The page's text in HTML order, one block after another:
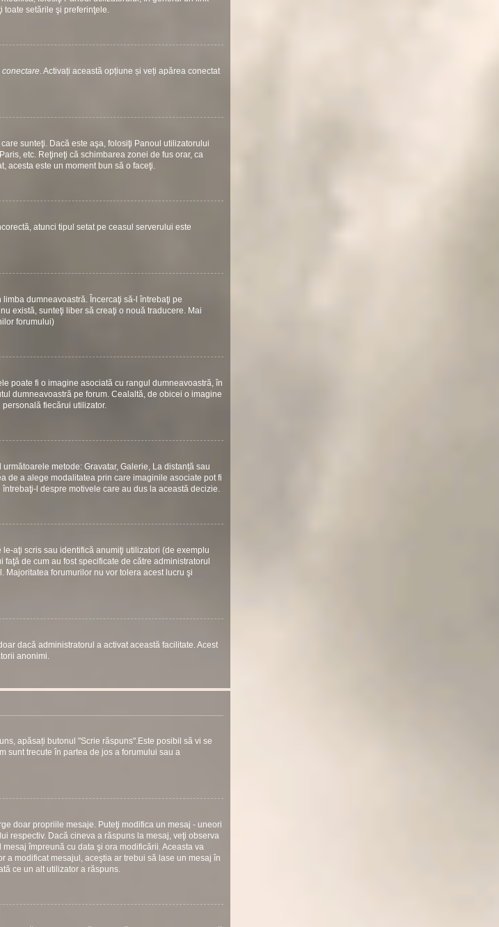
toate setările şi preferinţele.
. Activați această opțiune și veți apărea conectat
sunteţi. Dacă este aşa, folosiţi Panoul utilizatorului
etc. Reţineţi că schimbarea zonei de fus orar, ca
acesta este un moment bun să o faceţi.
atunci tipul setat pe ceasul serverului este
dumneavoastră. Încercaţi să-l întrebaţi pe
există, sunteţi liber să creaţi o nouă traducere. Mai
forumului)
poate fi o imagine asociată cu rangul dumneavoastră, în
dumneavoastră pe forum. Cealaltă, de obicei o imagine
fiecărui utilizator.
metode: Gravatar, Galerie, La distanță sau
de a alege modalitatea prin care imaginile asociate pot fi
l despre motivele care au dus la această decizie.
aţi scris sau identifică anumiţi utilizatori (de exemplu
de cum au fost specificate de către administratorul
Majoritatea forumurilor nu vor tolera acest lucru şi
dacă administratorul a activat această facilitate. Acest
anonimi.
apăsați butonul "Scrie răspuns".Este posibil să vi se
sunt trecute în partea de jos a forumului sau a
doar propriile mesaje. Puteţi modifica un mesaj - uneori
respectiv. Dacă cineva a răspuns la mesaj, veţi observa
împreună cu data şi ora modificării. Aceasta va
a modificat mesajul, aceştia ar trebui să lase un mesaj în
ce un alt utilizator a răspuns.